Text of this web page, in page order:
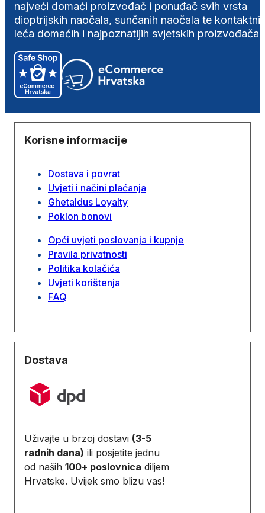
najveći domaći proizvođač i ponuđač svih vrsta
dioptrijskih naočala, sunčanih naočala te
leća domaćih i najpoznatijih svjetskih proizvođača.
Korisne informacije
Dostava i povrat
Uvjeti i načini plaćanja
Ghetaldus Loyalty
Poklon bonovi
Opći uvjeti poslovanja i kupnje
Pravila privatnosti
Politika kolačića
Uvjeti korištenja
FAQ
Dostava
Uživajte u brzoj dostavi (3-5
radnih dana) ili posjetite jednu
od naših 100+ poslovnica diljem
Hrvatske. Uvijek smo blizu vas!